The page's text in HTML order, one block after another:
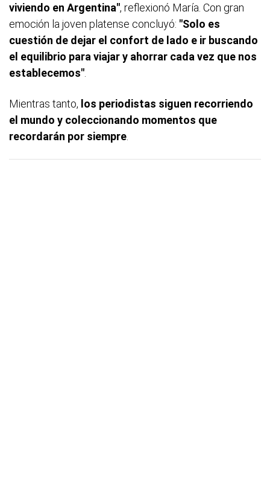
viviendo en Argentina", reflexionó María. Con gran
emoción la joven platense concluyó: "Solo es
cuestión de dejar el confort de lado e ir buscando
el equilibrio para viajar y ahorrar cada vez que nos
establecemos"
Mientras tanto, los periodistas siguen recorriendo
el mundo y coleccionando momentos que
recordarán por siempre